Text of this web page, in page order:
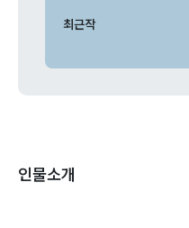
최근작
인물소개